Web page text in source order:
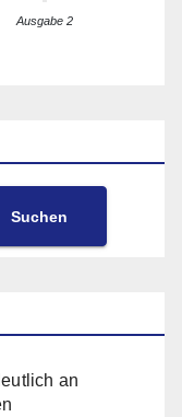
Ausgabe 2
Suchen
an